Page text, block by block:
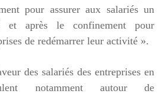
pour assurer aux salariés un
et après le confinement pour
de redémarrer leur activité ».
des salariés des entreprises en
notamment autour de